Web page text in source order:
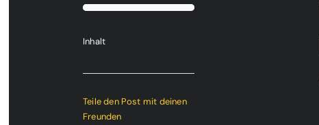
Inhalt
Teile den Post mit deinen
Freunden